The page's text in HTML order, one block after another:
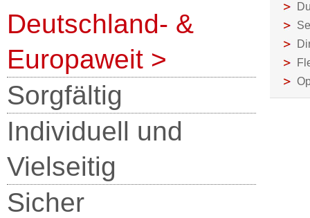
Deutschland- &
Europaweit >
Sorgfältig
Individuell und
Vielseitig
Sicher